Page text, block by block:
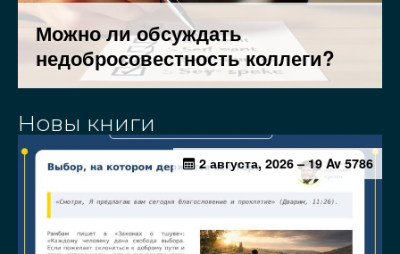
Новы книги